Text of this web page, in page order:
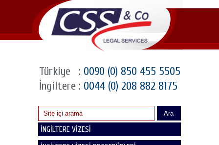
Türkiye : 0090 (0) 850 455 5505
İngiltere : 0044 (0) 208 882 8175
Ara
İNGİLTERE VİZESİ